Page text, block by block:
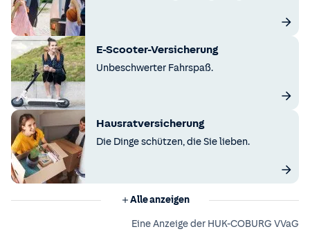
E-Scooter-Versicherung
Unbeschwerter Fahrspaß.
Hausratversicherung
Die Dinge schützen, die Sie lieben.
Alle anzeigen
Eine Anzeige der HUK-COBURG VVaG